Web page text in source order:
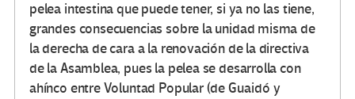
pelea intestina que puede tener, si ya no las tiene,
grandes consecuencias sobre la unidad misma de
la derecha de cara a la renovación de la directiva
de la Asamblea, pues la pelea se desarrolla con
ahínco entre Voluntad Popular (de Guaidó y